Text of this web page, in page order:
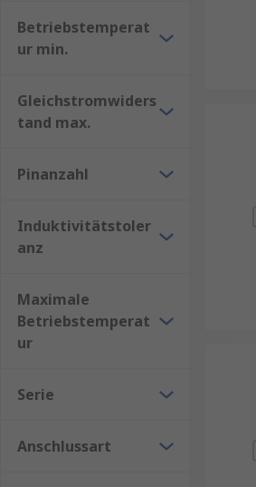
Betriebstemperat
ur min.
Gleichstromwiders
tand max.
Pinanzahl
Induktivitätstoler
anz
Maximale
Betriebstemperat
ur
Serie
Anschlussart